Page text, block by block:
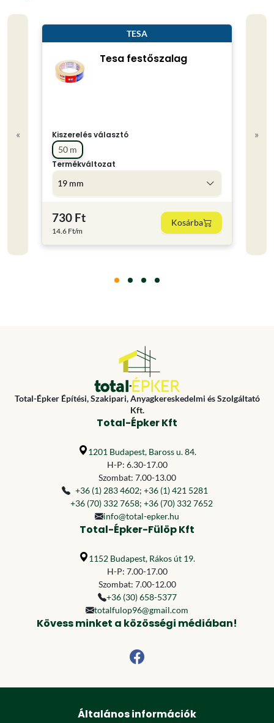
«
TESA
Tesa festőszalag
Kiszerelés választó
50 m
Termékváltozat
19 mm
730 Ft
14.6 Ft/m
Kosárba
»
Total-Épker Építési, Szakipari, Anyagkereskedelmi és Szolgáltató
Kft.
Total-Épker Kft
1201 Budapest, Baross u. 84.
H-P: 6.30-17.00
Szombat: 7.00-13.00
+36 (1) 283 4602; +36 (1) 421 5281
+36 (70) 332 7658; +36 (70) 332 7652
info@total-epker.hu
Total-Épker-Fülöp Kft
1152 Budapest, Rákos út 19.
H-P: 7.00-17.00
Szombat: 7.00-12.00
+36 (30) 658-5377
totalfulop96@gmail.com
Kövess minket a közösségi médiában!
Általános információk